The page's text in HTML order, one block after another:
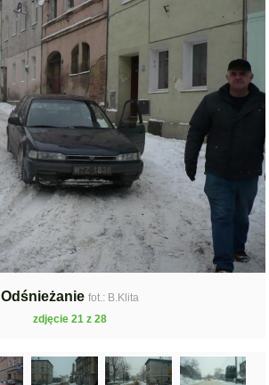
Odśnieżanie fot.: B.Klita
zdjęcie 21 z 28